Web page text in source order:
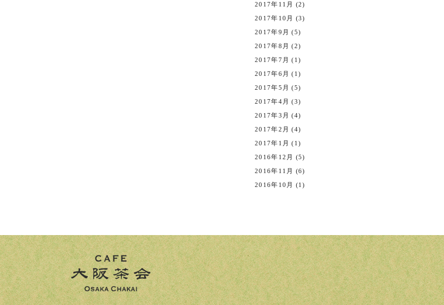
2017年11月 (2)
2017年10月 (3)
2017年9月 (5)
2017年8月 (2)
2017年7月 (1)
2017年6月 (1)
2017年5月 (5)
2017年4月 (3)
2017年3月 (4)
2017年2月 (4)
2017年1月 (1)
2016年12月 (5)
2016年11月 (6)
2016年10月 (1)